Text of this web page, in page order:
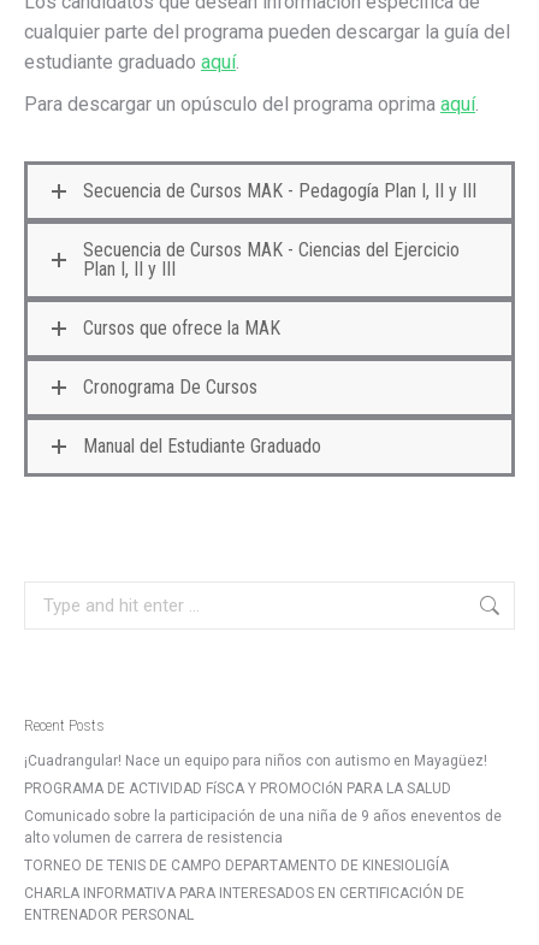
cualquier parte del programa pueden descargar la guía del
estudiante graduado aquí.
Para descargar un opúsculo del programa oprima aquí.
Secuencia de Cursos MAK - Pedagogía Plan I, II y III
Secuencia de Cursos MAK - Ciencias del Ejercicio
Plan I, II y III
Cursos que ofrece la MAK
Cronograma De Cursos
Manual del Estudiante Graduado
Recent Posts
¡Cuadrangular! Nace un equipo para niños con autismo en Mayagüez!
PROGRAMA DE ACTIVIDAD FíSCA Y PROMOCIóN PARA LA SALUD
Comunicado sobre la participación de una niña de 9 años eneventos de
alto volumen de carrera de resistencia
TORNEO DE TENIS DE CAMPO DEPARTAMENTO DE KINESIOLIGÍA
CHARLA INFORMATIVA PARA INTERESADOS EN CERTIFICACIÓN DE
ENTRENADOR PERSONAL